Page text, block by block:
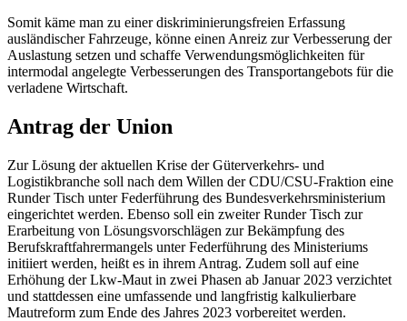
Somit käme man zu einer diskriminierungsfreien Erfassung
ausländischer Fahrzeuge, könne einen Anreiz zur Verbesserung der
Auslastung setzen und schaffe Verwendungsmöglichkeiten für
intermodal angelegte Verbesserungen des Transportangebots für die
verladene Wirtschaft.
Antrag der Union
Zur Lösung der aktuellen Krise der Güterverkehrs- und
Logistikbranche soll nach dem Willen der CDU/CSU-Fraktion eine
Runder Tisch unter Federführung des Bundesverkehrsministerium
eingerichtet werden. Ebenso soll ein zweiter Runder Tisch zur
Erarbeitung von Lösungsvorschlägen zur Bekämpfung des
Berufskraftfahrermangels unter Federführung des Ministeriums
initiiert werden, heißt es in ihrem Antrag. Zudem soll auf eine
Erhöhung der Lkw-Maut in zwei Phasen ab Januar 2023 verzichtet
und stattdessen eine umfassende und langfristig kalkulierbare
Mautreform zum Ende des Jahres 2023 vorbereitet werden.